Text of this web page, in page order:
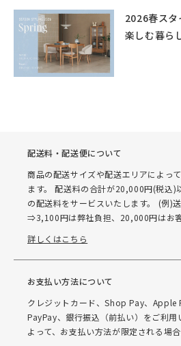
2026春スタ
楽しむ暮ら
配送料・配送便について
商品の配送サイズや配送エリアによっ
ます。 配送料の合計が20,000円(税込)
の配送料をサービスいたします。 (例)
⇒3,100円は弊社負担、20,000円はお客
詳しくはこちら
お支払い方法について
クレジットカード、Shop Pay、Apple
PayPay、銀行振込（前払い）をご利
よって、お支払い方法が限定される場合